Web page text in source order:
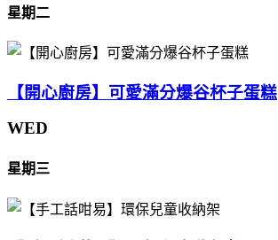
星期二
【開心廚房】可愛滿分爆谷杯子蛋糕
WED
星期三